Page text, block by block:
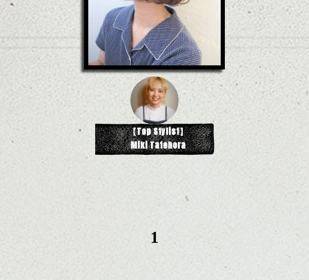
【Top Stylist】
Miki Tatehora
1